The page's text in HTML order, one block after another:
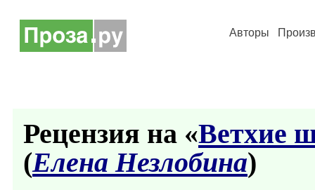
Авторы
Рецензия на «Ветхие
(Елена Незлобина)